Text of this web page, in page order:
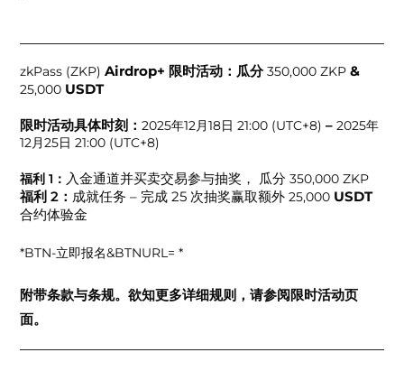
zkPass (ZKP)Airdrop+ 限时活动：瓜分350,000 ZKP&
25,000 USDT
限时活动具体时刻：2025年12月18日 21:00 (UTC+8)–2025年
12月25日 21:00 (UTC+8)
福利 1： 入金通道并买卖交易参与抽奖， 瓜分350,000 ZKP
福利 2： 成就任务 – 完成 25 次抽奖赢取额外25,000 USDT
合约体验金
*BTN-立即报名&BTNURL= *
附带条款与条规。欲知更多详细规则，请参阅限时活动页
面。